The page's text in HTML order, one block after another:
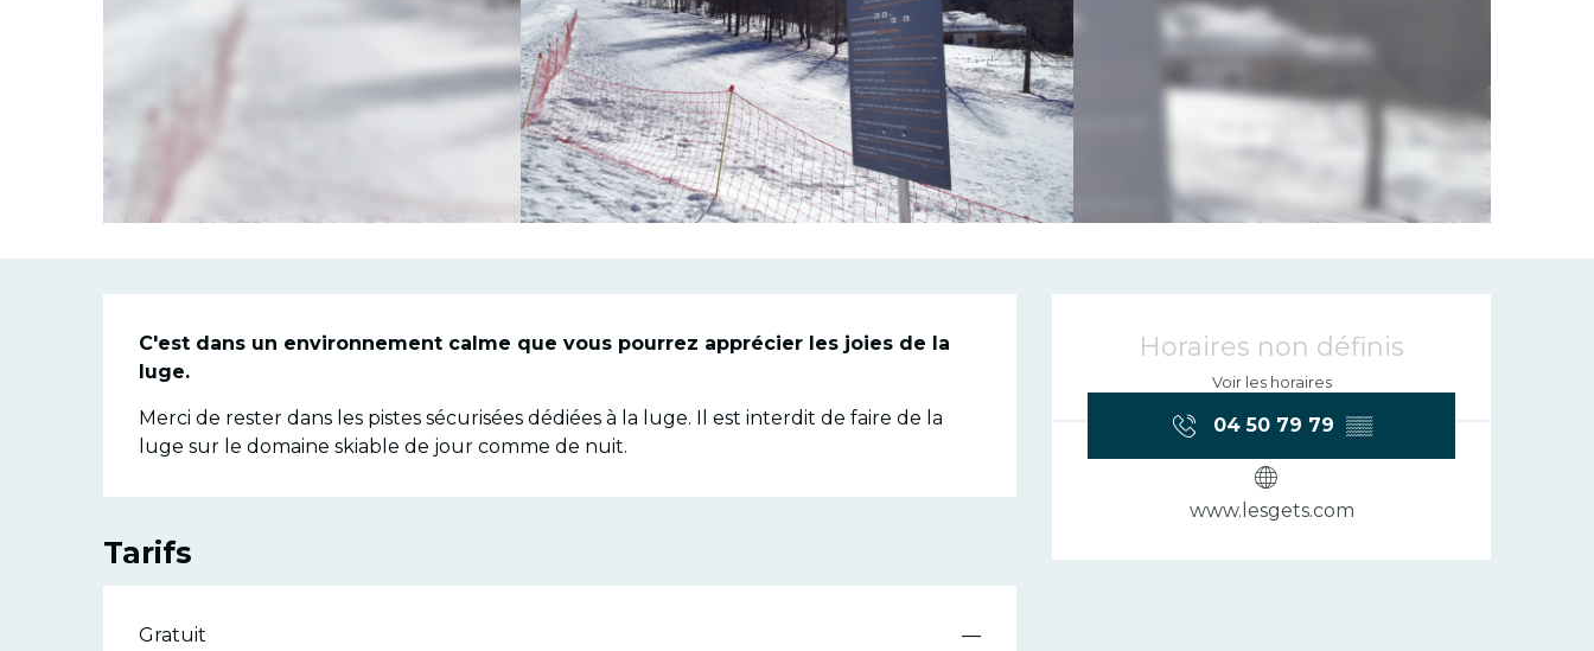
Ouverture et
Horaires non définis
Voir les horaires
04 50 79 79 ▒▒
www.lesgets.com
Description
C'est dans un environnement calme que vous pourrez apprécier les joies de la
luge.
Merci de rester dans les pistes sécurisées dédiées à la luge. Il est interdit de faire de la
luge sur le domaine skiable de jour comme de nuit.
Tarifs
Gratuit —